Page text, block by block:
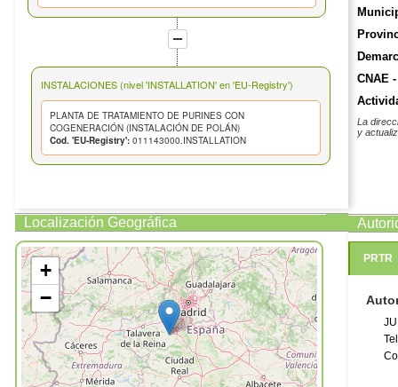
INSTALACIONES (nivel 'INSTALLATION' en 'EU-Registry')
PLANTA DE TRATAMIENTO DE PURINES CON
COGENERACIÓN (INSTALACIÓN DE POLÁN)
Cod. 'EU-Registry': 011143000.INSTALLATION
Localización Geográfica
+
−
CNAE
La
y
PRTR